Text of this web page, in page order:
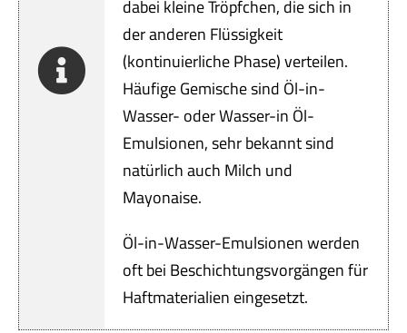
Jobs
mehr
dabei kleine Tröpfchen, die sich in
der anderen Flüssigkeit
(kontinuierliche Phase) verteilen.
Häufige Gemische sind Öl-in-
Wasser- oder Wasser-in Öl-
Emulsionen, sehr bekannt sind
natürlich auch Milch und
Mayonaise.
Öl-in-Wasser-Emulsionen werden
oft bei Beschichtungsvorgängen für
Haftmaterialien eingesetzt.